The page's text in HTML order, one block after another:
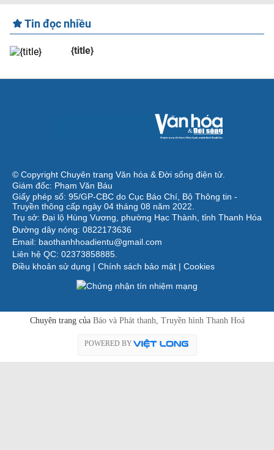
Tin đọc nhiều
{title}
© Copyright Chuyên trang Văn hóa & Đời sống điện tử.
Giám đốc: Phạm Văn Báu
Giấy phép số: 95/GP-CBC do Cục Báo Chí, Bộ Thông tin -
Truyền thông cấp ngày 04 tháng 08 năm 2022.
Trụ sở: Đại lộ Hùng Vương, phường Hạc Thành, tỉnh Thanh Hóa
Đường dây nóng: 0822173636
Email: baothanhhoadientu@gmail.com
Liên hệ QC: 02373858885.
Điều khoản sử dụng | Chính sách bảo mật | Cookies
Chuyên trang của Báo và Phát thanh, Truyền hình Thanh Hoá
POWERED BY